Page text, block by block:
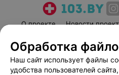
О проекте Новости
Пользовательское
Вакансии
Обработка
Наш сайт использует файлы
удобства пользователей